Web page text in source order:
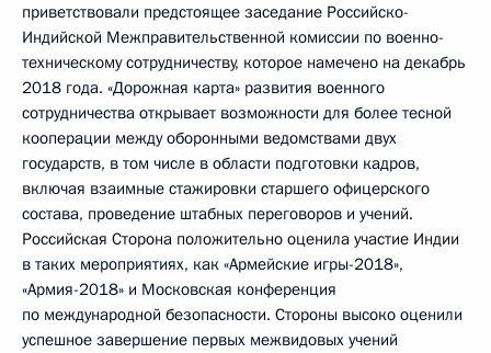
приветствовали предстоящее заседание Российско-
Индийской Межправительственной комиссии по военно-
техническому сотрудничеству, которое намечено на декабрь
2018 года. «Дорожная карта» развития военного
сотрудничества открывает возможности для более тесной
кооперации между оборонными ведомствами двух
государств, в том числе в области подготовки кадров,
включая взаимные стажировки старшего офицерского
состава, проведение штабных переговоров и учений.
Российская Сторона положительно оценила участие Индии
в таких мероприятиях, как «Армейские игры-2018»,
«Армия-2018» и Московская конференция
по международной безопасности. Стороны высоко оценили
успешное завершение первых межвидовых учений